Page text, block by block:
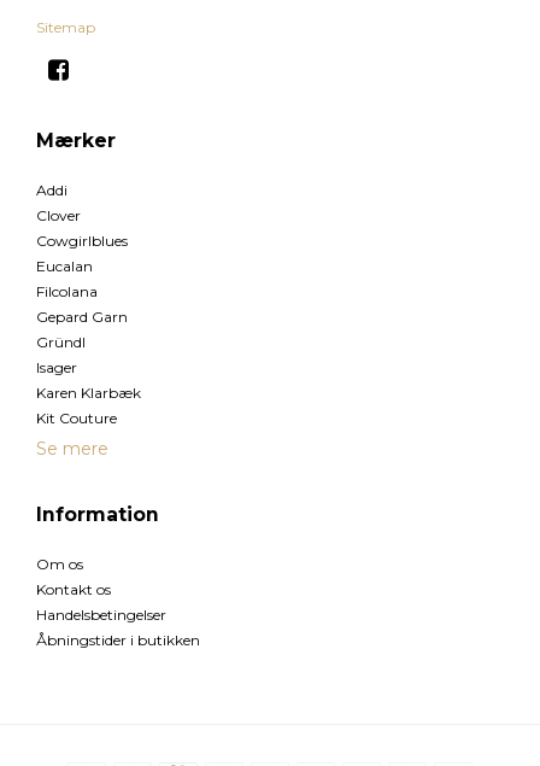
Sitemap
Mærker
Addi
Clover
Cowgirlblues
Eucalan
Filcolana
Gepard Garn
Gründl
Isager
Karen Klarbæk
Kit Couture
Se mere
Information
Om os
Kontakt os
Handelsbetingelser
Åbningstider i butikken